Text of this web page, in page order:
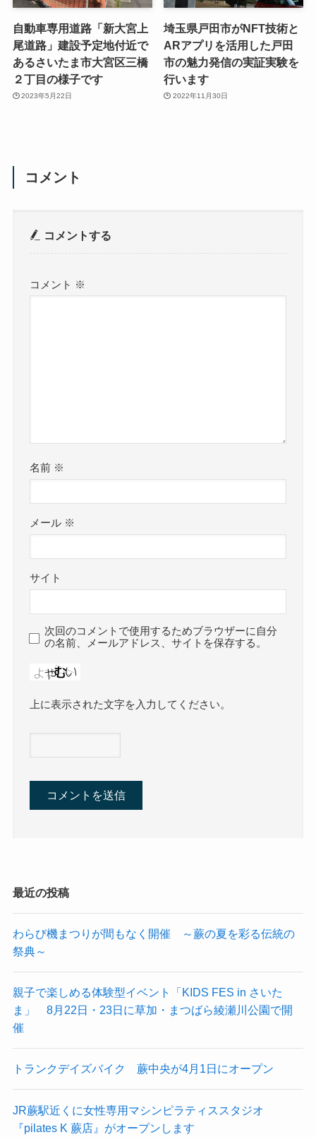
自動車専用道路「新大宮上
尾道路」建設予定地付近で
あるさいたま市大宮区三橋
２丁目の様子です
2023年5月22日
埼玉県戸田市がNFT技術と
ARアプリを活用した戸田
市の魅力発信の実証実験を
行います
2022年11月30日
コメント
コメントする
コメント ※
名前 ※
メール ※
サイト
次回のコメントで使用するためブラウザーに自分
の名前、メールアドレス、サイトを保存する。
上に表示された文字を入力してください。
最近の投稿
わらび機まつりが間もなく開催 ～蕨の夏を彩る伝統の
祭典～
親子で楽しめる体験型イベント「KIDS FES in さいた
ま」 8月22日・23日に草加・まつばら綾瀬川公園で開
催
トランクデイズバイク 蕨中央が4月1日にオープン
JR蕨駅近くに女性専用マシンピラティススタジオ
『pilates K 蕨店』がオープンします